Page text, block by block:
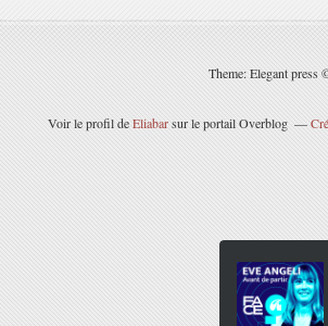
Theme: Elegant press
Voir le profil deEliabarsur le portail Overblog